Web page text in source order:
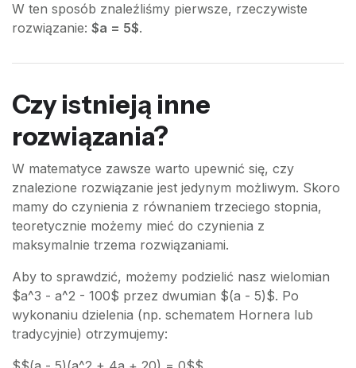
W ten sposób znaleźliśmy pierwsze, rzeczywiste
rozwiązanie: $a = 5$.
Czy istnieją inne
rozwiązania?
W matematyce zawsze warto upewnić się, czy
znalezione rozwiązanie jest jedynym możliwym. Skoro
mamy do czynienia z równaniem trzeciego stopnia,
teoretycznie możemy mieć do czynienia z
maksymalnie trzema rozwiązaniami.
Aby to sprawdzić, możemy podzielić nasz wielomian
$a^3 - a^2 - 100$ przez dwumian $(a - 5)$. Po
wykonaniu dzielenia (np. schematem Hornera lub
tradycyjnie) otrzymujemy: